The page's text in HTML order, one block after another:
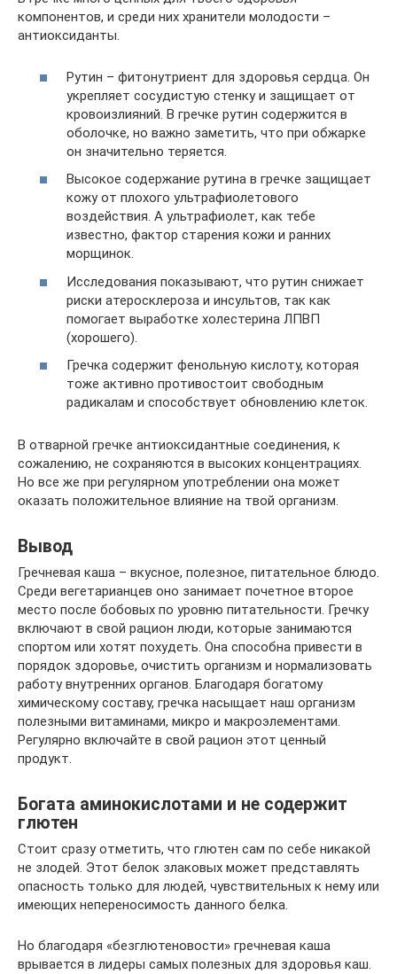
компонентов, и среди них хранители молодости –
антиоксиданты.
Рутин – фитонутриент для здоровья сердца. Он
укрепляет сосудистую стенку и защищает от
кровоизлияний. В гречке рутин содержится в
оболочке, но важно заметить, что при обжарке
он значительно теряется.
Высокое содержание рутина в гречке защищает
кожу от плохого ультрафиолетового
воздействия. А ультрафиолет, как тебе
известно, фактор старения кожи и ранних
морщинок.
Исследования показывают, что рутин снижает
риски атеросклероза и инсультов, так как
помогает выработке холестерина ЛПВП
(хорошего).
Гречка содержит фенольную кислоту, которая
тоже активно противостоит свободным
радикалам и способствует обновлению клеток.
В отварной гречке антиоксидантные соединения, к
сожалению, не сохраняются в высоких концентрациях.
Но все же при регулярном употреблении она может
оказать положительное влияние на твой организм.
Вывод
Гречневая каша – вкусное, полезное, питательное блюдо.
Среди вегетарианцев оно занимает почетное второе
место после бобовых по уровню питательности. Гречку
включают в свой рацион люди, которые занимаются
спортом или хотят похудеть. Она способна привести в
порядок здоровье, очистить организм и нормализовать
работу внутренних органов. Благодаря богатому
химическому составу, гречка насыщает наш организм
полезными витаминами, микро и макроэлементами.
Регулярно включайте в свой рацион этот ценный
продукт.
Богата аминокислотами и не содержит
глютен
Стоит сразу отметить, что глютен сам по себе никакой
не злодей. Этот белок злаковых может представлять
опасность только для людей, чувствительных к нему или
имеющих непереносимость данного белка.
Но благодаря «безглютеновости» гречневая каша
врывается в лидеры самых полезных для здоровья каш.